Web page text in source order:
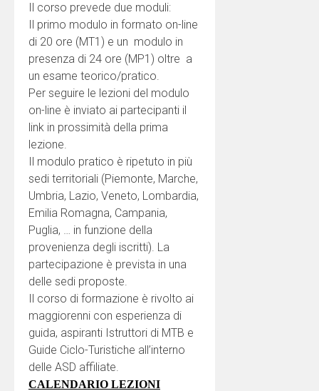
Il corso prevede due moduli:
Il primo modulo in formato on-line
di 20 ore (MT1) e un modulo in
presenza di 24 ore (MP1) oltre a
un esame teorico/pratico.
Per seguire le lezioni del modulo
on-line è inviato ai partecipanti il
link in prossimità della prima
lezione.
Il modulo pratico è ripetuto in più
sedi territoriali (Piemonte, Marche,
Umbria, Lazio, Veneto, Lombardia,
Emilia Romagna, Campania,
Puglia, … in funzione della
provenienza degli iscritti). La
partecipazione è prevista in una
delle sedi proposte.
Il corso di formazione è rivolto ai
maggiorenni con esperienza di
guida, aspiranti Istruttori di MTB e
Guide Ciclo-Turistiche all’interno
delle ASD affiliate.
CALENDARIO LEZIONI